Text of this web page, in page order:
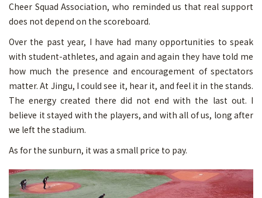
Cheer Squad Association, who reminded us that real support
does not depend on the scoreboard.
Over the past year, I have had many opportunities to speak
with student-athletes, and again and again they have told me
how much the presence and encouragement of spectators
matter. At Jingu, I could see it, hear it, and feel it in the stands.
The energy created there did not end with the last out. I
believe it stayed with the players, and with all of us, long after
we left the stadium.
As for the sunburn, it was a small price to pay.